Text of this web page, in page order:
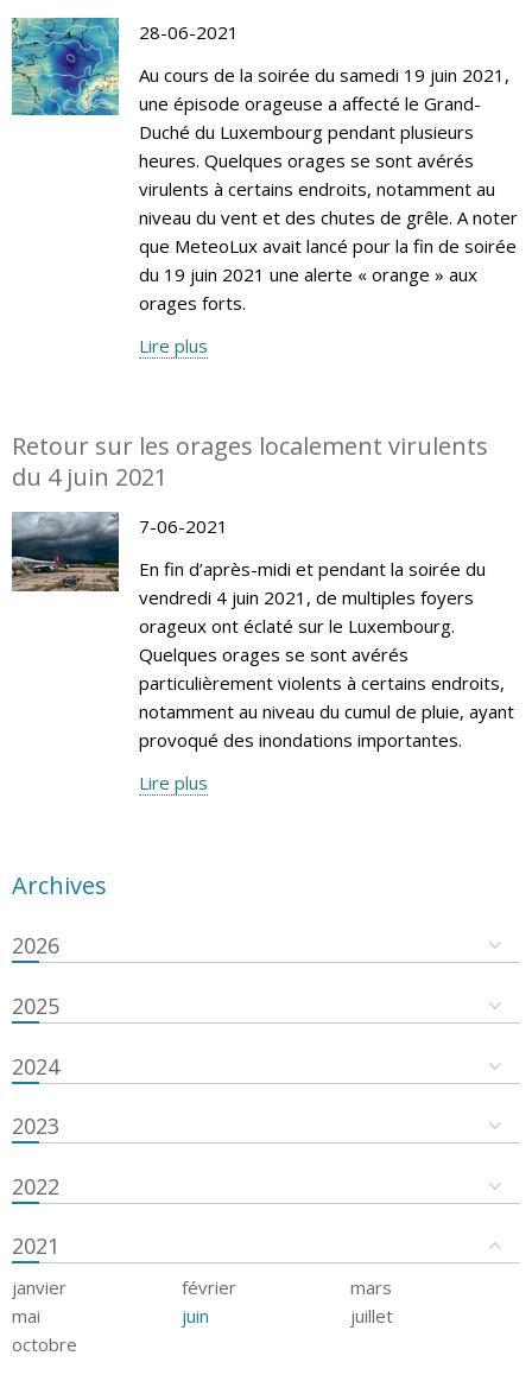
28-06-2021
Au cours de la soirée du samedi 19 juin 2021,
une épisode orageuse a affecté le Grand-
Duché du Luxembourg pendant plusieurs
heures. Quelques orages se sont avérés
virulents à certains endroits, notamment au
niveau du vent et des chutes de grêle. A noter
que MeteoLux avait lancé pour la fin de soirée
du 19 juin 2021 une alerte « orange » aux
orages forts.
Lire plus
Retour sur les orages localement virulents
du 4 juin 2021
7-06-2021
En fin d’après-midi et pendant la soirée du
vendredi 4 juin 2021, de multiples foyers
orageux ont éclaté sur le Luxembourg.
Quelques orages se sont avérés
particulièrement violents à certains endroits,
notamment au niveau du cumul de pluie, ayant
provoqué des inondations importantes.
Lire plus
Archives
2026
2025
2024
2023
2022
2021
janvier février
mars
mai
juin
juillet
octobre